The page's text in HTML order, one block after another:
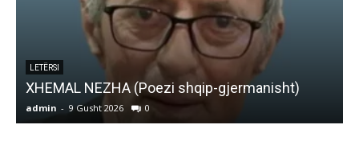
LETËRSI
XHEMAL NEZHA (Poezi shqip-gjermanisht)
admin - 9 Gusht 2026 0